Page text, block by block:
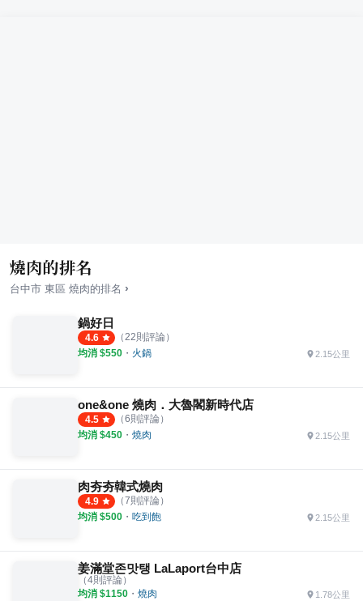
燒肉的排名
台中市 東區 燒肉的排名 ›
鍋好日
4.6 （22則評論）
均消 $550 ・ 火鍋 2.15公里
one&one 燒肉．大魯閣新時代店
4.5 （6則評論）
均消 $450 ・ 燒肉 2.15公里
肉夯夯韓式燒肉
4.9 （7則評論）
均消 $500 ・ 吃到飽 2.15公里
姜滿堂존맛탱 LaLaport台中店
（4則評論）
均消 $1150 ・ 燒肉 1.78公里